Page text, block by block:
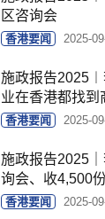
区咨询会
香港要闻 2025-
施政报告
业在香港都找到
香港要闻 2025-
施政报告2025
询会、收4,500
香港要闻 2025-